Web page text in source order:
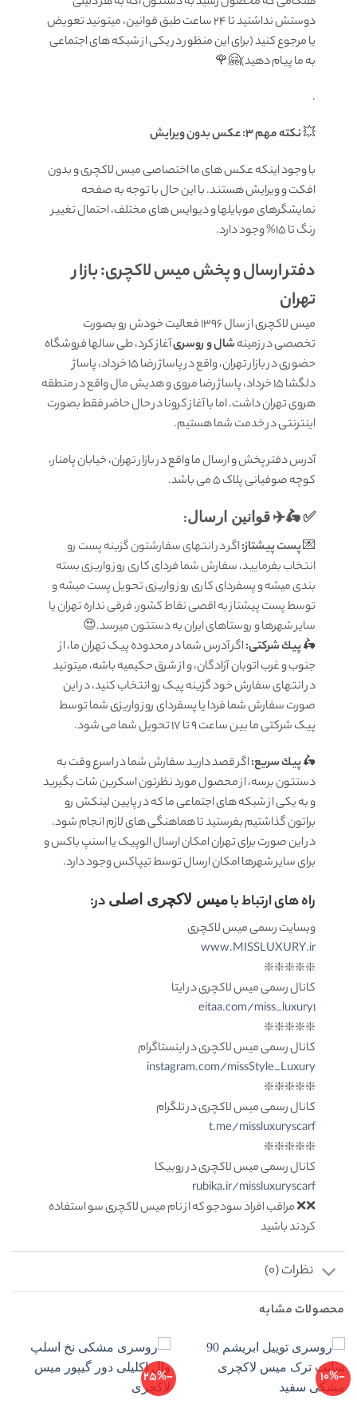
دوستش نداشتید تا ۲۴ ساعت طبق قوانین، میتونید تعویض
یا مرجوع کنید (برای این منظور در یکی از شبکه های اجتماعی
به ما پیام دهید)🤗🌹
.
💥نکته مهم 3: عکس بدون ویرایش
با وجود اینکه عکس های ما اختصاصی میس لاکچری و بدون
افکت و ویرایش هستند. با این حال با توجه به صفحه
نمایشگرهای موبایلها و دیوایس های مختلف، احتمال تغییر
رنگ تا 15% وجود دارد.
دفتر ارسال و پخش میس لاکچری: بازار
تهران
میس لاکچری از سال 1396 فعالیت خودش رو بصورت
تخصصی در زمینهشال و روسریآغاز کرد، طی سالها فروشگاه
حضوری در بازار تهران، واقع در پاساژ رضا 15 خرداد، پاساژ
دلگشا 15 خرداد، پاساژ رضا مروی و هدیش مال واقع در منطقه
هروی تهران داشت. اما با آغاز کرونا در حال حاضر فقط بصورت
اینترنتی در خدمت شما هستیم.
آدرس دفتر پخش و ارسال ما واقع در بازار تهران، خیابان پامنار،
کوچه صوفیانی پلاک 5 می باشد.
✅ 🛵✈️قوانين ارسال:
💌پست پیشتاز:اگر در انتهای سفارشتون گزینه پست رو
انتخاب بفرمایید، سفارش شما فردای کاری روز واریزی بسته
بندی میشه و پسفردای کاری روز واریزی تحویل پست میشه و
توسط پست پیشتاز به اقصی نقاط کشور، فرقی نداره تهران یا
سایر شهرها و روستاهای ایران به دستتون میرسد.😍
🛵پيك شرکتی:اگر آدرس شما در محدوده پیک تهران ما، از
جنوب و غرب اتوبان آزادگان، و از شرق حکیمیه باشه، میتونید
در انتهای سفارش خود گزینه پیک رو انتخاب کنید، در این
صورت سفارش شما فردا یا پسفردای روز واريزى شما توسط
پیک شرکتی ما بين ساعت 9 تا 17 تحويل شما مى شود.
🛵پيك سریع:اگر قصد دارید سفارش شما در اسرع وقت به
دستتون برسه، از محصول مورد نظرتون اسکرین شات بگیرید
و به یکی از شبکه های اجتماعی ما که در پایین لینکش رو
براتون گذاشتیم بفرستید تا هماهنگی های لازم انجام شود.
در این صورت برای تهران امکان ارسال الوپیک یا اسنپ باکس و
برای سایر شهرها امکان ارسال توسط تیپاکس وجود دارد.
راه های ارتباط بامیس لاکچری اصلی در:
وبسایت رسمی میس لاکچری
www.MISSLUXURY.ir
❇️❇️❇️❇️❇️
کانال رسمی میس لاکچری در ایتا
eitaa.com/miss_luxury1
❇️❇️❇️❇️❇️
کانال رسمی میس لاکچری در اینستاگرام
instagram.com/missStyle_Luxury
❇️❇️❇️❇️❇️
کانال رسمی میس لاکچری در تلگرام
t.me/missluxuryscarf
❇️❇️❇️❇️❇️
کانال رسمی میس لاکچری در روبیکا
rubika.ir/missluxuryscarf
❌❌ مراقب افراد سودجو که از نام میس لاکچری سو استفاده
کردند باشید
نظرات (0)
محصولات مشابه
-10%
-25%